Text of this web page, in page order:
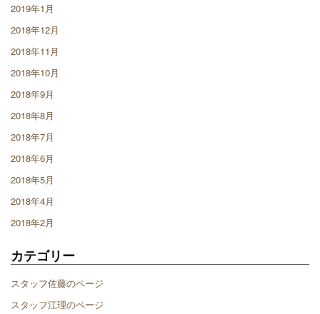
2019年1月
2018年12月
2018年11月
2018年10月
2018年9月
2018年8月
2018年7月
2018年6月
2018年5月
2018年4月
2018年2月
カテゴリー
スタッフ佐藤のページ
スタッフ江理のページ